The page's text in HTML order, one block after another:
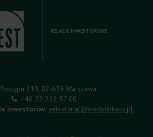
RELACJE INWESTORSKIE
21B, 02-676 Warszawa
+48 22 212 57 00
inwestorów: sekretariat@kredytinkaso.pl